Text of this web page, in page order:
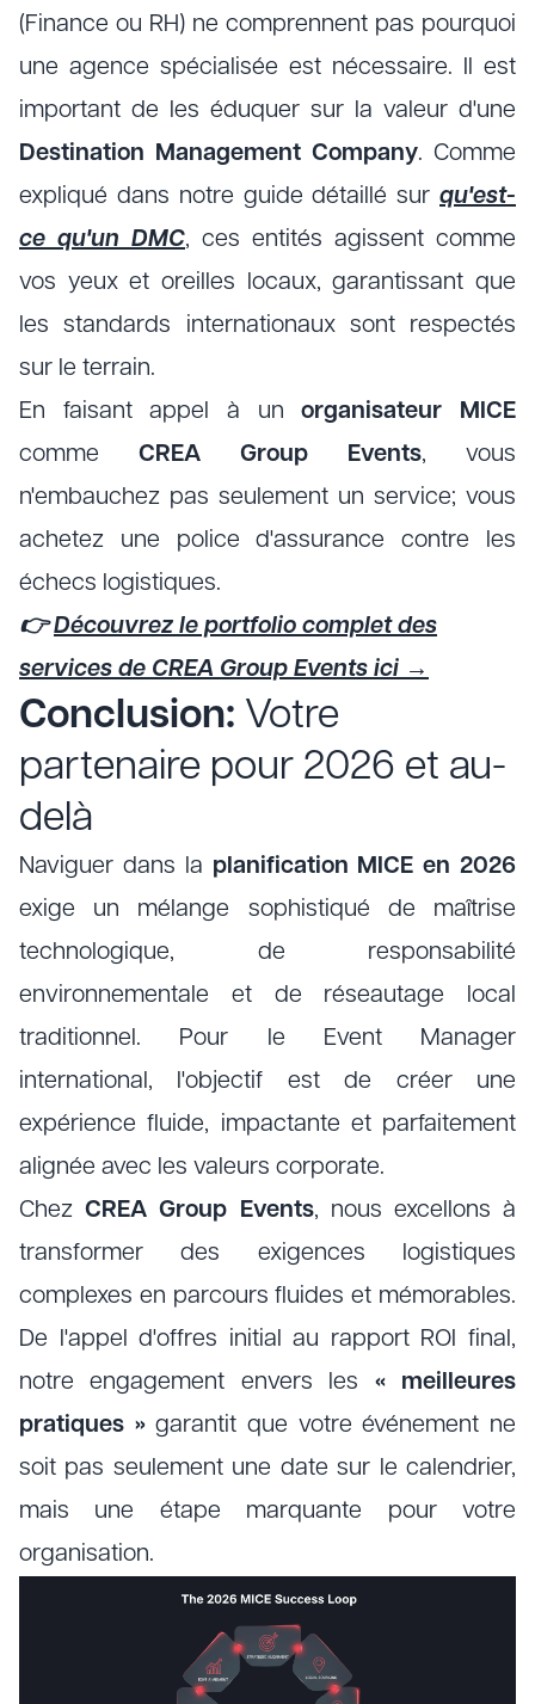
(Finance ou RH) ne comprennent pas pourquoi
une agence spécialisée est nécessaire. Il est
important de les éduquer sur la valeur d'une
Destination Management Company. Comme
expliqué dans notre guide détaillé sur qu'est-
ce qu'un DMC, ces entités agissent comme
vos yeux et oreilles locaux, garantissant que
les standards internationaux sont respectés
sur le terrain.
En faisant appel à unorganisateur MICE
comme CREA Group Events, vous
n'embauchez pas seulement un service; vous
achetez une police d'assurance contre les
échecs logistiques.
👉Découvrez le portfolio complet des
services de CREA Group Events ici →
Conclusion: Votre
partenaire pour 2026 et au-
delà
Naviguer dans la planification MICE en 2026
exige un mélange sophistiqué de maîtrise
technologique, de responsabilité
environnementale et de réseautage local
traditionnel. Pour le Event Manager
international, l'objectif est de créer une
expérience fluide, impactante et parfaitement
alignée avec les valeurs corporate.
ChezCREA Group Events, nous excellons à
transformer des exigences logistiques
complexes en parcours fluides et mémorables.
De l'appel d'offres initial au rapport ROI final,
notre engagement envers les « meilleures
pratiques »garantit que votre événement ne
soit pas seulement une date sur le calendrier,
mais une étape marquante pour votre
organisation.